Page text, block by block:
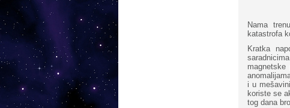
Nama
katastrofa
Kratka
i u
koriste se
tog dana